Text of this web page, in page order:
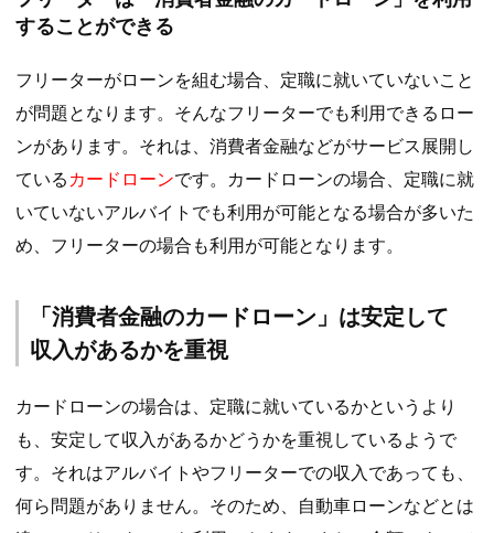
することができる
フリーターがローンを組む場合、定職に就いていないこと
が問題となります。そんなフリーターでも利用できるロー
ンがあります。それは、消費者金融などがサービス展開し
ている カードローンです。カードローンの場合、定職に就
いていないアルバイトでも利用が可能となる場合が多いた
め、フリーターの場合も利用が可能となります。
「消費者金融のカードローン」は安定して
収入があるかを重視
カードローンの場合は、定職に就いているかというより
も、安定して収入があるかどうかを重視しているようで
す。それはアルバイトやフリーターでの収入であっても、
何ら問題がありません。そのため、自動車ローンなどとは